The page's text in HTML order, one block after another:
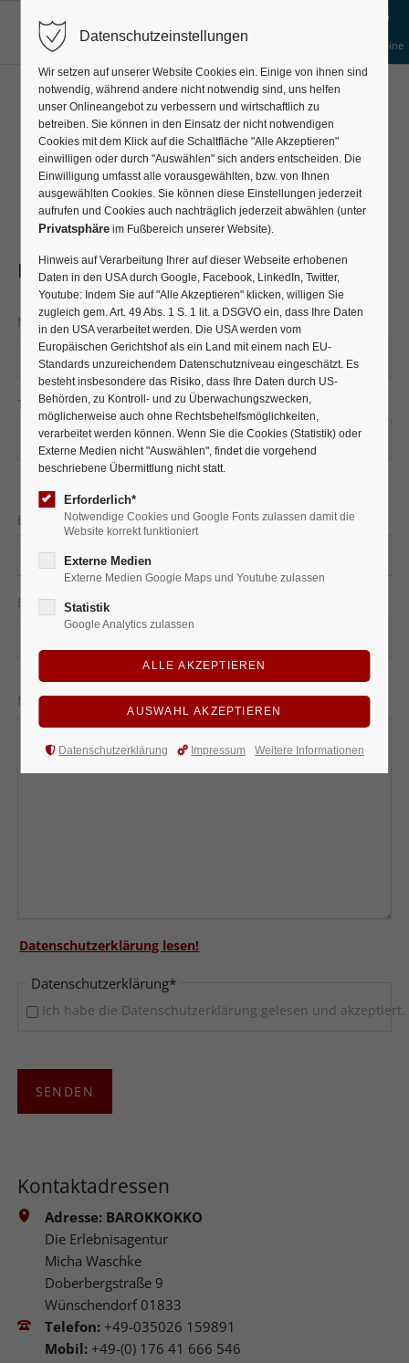
Gutscheine
BAROKKOKKO
Kontaktinformationen
Kontaktformular
Pflichtfeld
Name*
Pflichtfeld
Telefonnummer*
Pflichtfeld
E-Mail
Pflichtfeld
Betreff *
Pflichtfeld
Nachricht*
Datenschutzerklärung lesen!
Pflichtfeld
Datenschutzerklärung*
Ich habe die Datenschutzerklärung gelesen und akzeptiert.
SENDEN
Kontaktadressen
Adresse: BAROKKOKKO
Die Erlebnisagentur
Micha Waschke
Doberbergstraße 9
Wünschendorf 01833
Telefon:+49-035026 159891
Mobil:+49-(0) 176 41 666 546
Datenschutzeinstellungen
Wir setzen auf unserer Website Cookies ein. Einige von ihnen sind
notwendig, während andere nicht notwendig sind, uns helfen
unser Onlineangebot zu verbessern und wirtschaftlich zu
betreiben. Sie können in den Einsatz der nicht notwendigen
Cookies mit dem Klick auf die Schaltfläche "Alle Akzeptieren"
einwilligen oder durch "Auswählen" sich anders entscheiden. Die
Einwilligung umfasst alle vorausgewählten, bzw. von Ihnen
ausgewählten Cookies. Sie können diese Einstellungen jederzeit
aufrufen und Cookies auch nachträglich jederzeit abwählen (unter
Privatsphäre im Fußbereich unserer Website).
Hinweis auf Verarbeitung Ihrer auf dieser Webseite erhobenen
Daten in den USA durch Google, Facebook, LinkedIn, Twitter,
Youtube: Indem Sie auf "Alle Akzeptieren" klicken, willigen Sie
zugleich gem. Art. 49 Abs. 1 S. 1 lit. a DSGVO ein, dass Ihre Daten
in den USA verarbeitet werden. Die USA werden vom
Europäischen Gerichtshof als ein Land mit einem nach EU-
Standards unzureichendem Datenschutzniveau eingeschätzt. Es
besteht insbesondere das Risiko, dass Ihre Daten durch US-
Behörden, zu Kontroll- und zu Überwachungszwecken,
möglicherweise auch ohne Rechtsbehelfsmöglichkeiten,
verarbeitet werden können. Wenn Sie die Cookies (Statistik) oder
Externe Medien nicht "Auswählen", findet die vorgehend
beschriebene Übermittlung nicht statt.
Erforderlich*
Notwendige Cookies und Google Fonts zulassen damit die
Website korrekt funktioniert
Externe Medien
Externe Medien Google Maps und Youtube zulassen
Statistik
Google Analytics zulassen
Datenschutzerklärung Impressum Weitere Informationen